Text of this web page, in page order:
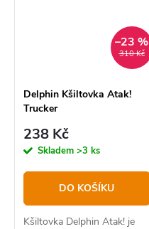
310 Kč
–23 %
Delphin Kšiltovka Atak!
Trucker
238 Kč
Skladem >3 ks
DO KOŠÍKU
Kšiltovka Delphin Atak! je